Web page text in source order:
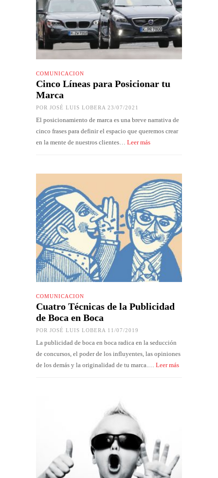
COMUNICACIÓN
Cinco Líneas para Posicionar tu
Marca
POR JOSÉ LUIS LOBERA 23/07/2021
El posicionamiento de marca es una breve narrativa de
cinco frases para definir el espacio que queremos crear
en la mente de nuestros clientes… Leer más
COMUNICACIÓN
Cuatro Técnicas de la Publicidad
de Boca en Boca
POR JOSÉ LUIS LOBERA 11/07/2019
La publicidad de boca en boca radica en la seducción
de concursos, el poder de los influyentes, las opiniones
de los demás y la originalidad de tu marca.… Leer más